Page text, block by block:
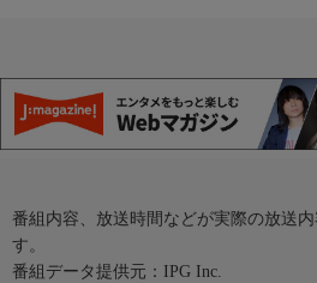
番組内容、放送時間などが実際の放送
す。
番組データ提供元：IPG Inc.